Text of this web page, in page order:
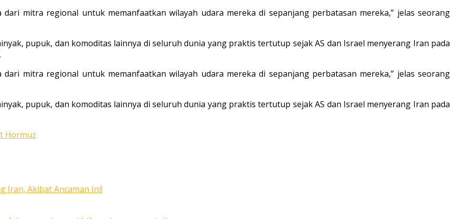
mitra regional untuk memanfaatkan wilayah udara mereka di sepanjang perbatasan mereka,” jelas seorang
pupuk, dan komoditas lainnya di seluruh dunia yang praktis tertutup sejak AS dan Israel menyerang Iran pada
mitra regional untuk memanfaatkan wilayah udara mereka di sepanjang perbatasan mereka,” jelas seorang
pupuk, dan komoditas lainnya di seluruh dunia yang praktis tertutup sejak AS dan Israel menyerang Iran pada
Hormuz